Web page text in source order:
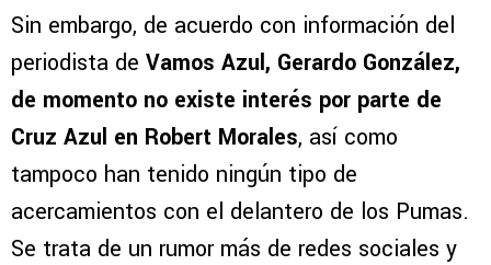
Sin embargo, de acuerdo con información del
periodista de Vamos Azul, Gerardo González,
de momento no existe interés por parte de
Cruz Azul en Robert Morales, así como
tampoco han tenido ningún tipo de
acercamientos con el delantero de los Pumas.
Se trata de un rumor más de redes sociales y